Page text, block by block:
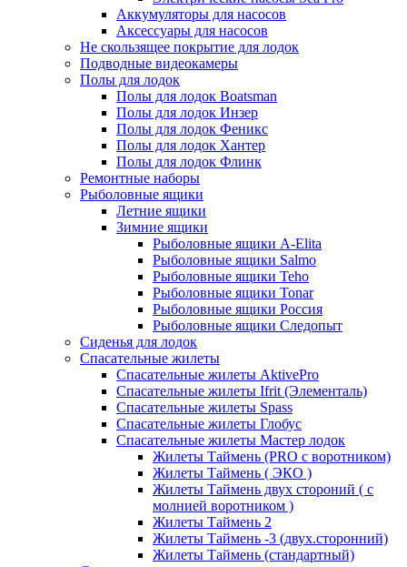
Аккумуляторы для насосов
Аксессуары для насосов
Не скользящее покрытие для лодок
Подводные видеокамеры
Полы для лодок
Полы для лодок Boatsman
Полы для лодок Инзер
Полы для лодок Феникс
Полы для лодок Хантер
Полы для лодок Флинк
Ремонтные наборы
Рыболовные ящики
Летние ящики
Зимние ящики
Рыболовные ящики A-Elita
Рыболовные ящики Salmo
Рыболовные ящики Teho
Рыболовные ящики Tonar
Рыболовные ящики Россия
Рыболовные ящики Следопыт
Сиденья для лодок
Спасательные жилеты
Спасательные жилеты AktivePro
Спасательные жилеты Ifrit (Элементаль)
Спасательные жилеты Spass
Спасательные жилеты Глобус
Спасательные жилеты Мастер лодок
Жилеты Таймень (PRO c воротником)
Жилеты Таймень ( ЭКО )
Жилеты Таймень двух стороний ( с
молнией воротником )
Жилеты Таймень 2
Жилеты Таймень -3 (двух.сторонний)
Жилеты Таймень (стандартный)